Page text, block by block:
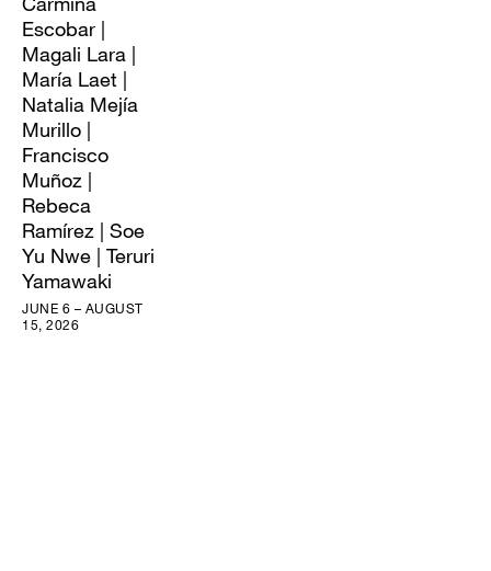
Escobar |
Magali Lara |
María Laet |
Natalia Mejía
Murillo |
Francisco
Muñoz |
Rebeca
Ramírez | Soe
Yu Nwe | Teruri
Yamawaki
JUNE 6 – AUGUST
15, 2026